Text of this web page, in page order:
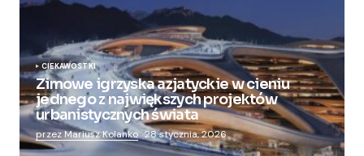
CIEKAWOSTKI
Zimowe igrzyska azjatyckie w cieniu
jednego z największych projektów
urbanistycznych świata
przez Mariusz Kolanko 28 stycznia, 2026